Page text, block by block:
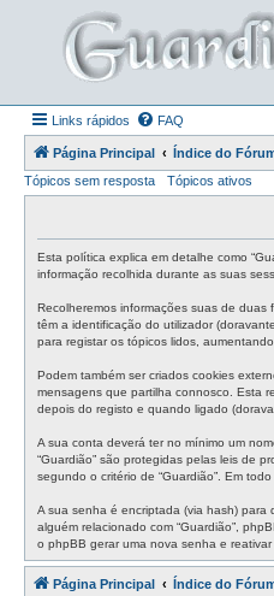
Links rápidos FAQ
Página Principal
Índice do
Tópicos sem resposta
Tópicos ativos
Esta política explica em detalhe como
informação recolhida durante as suas
Recolheremos informações suas de duas
têm a identificação do utilizador
para registar os tópicos lidos,
Podem também ser criados cookies
mensagens que partilha connosco. Esta
depois do registo e quando ligado
A sua conta deverá ter no mínimo um
“Guardião” são protegidas pelas leis de
segundo o critério de “Guardião”. Em
A sua senha é encriptada (via hash) para
alguém relacionado com “Guardião”,
o phpBB gerar uma nova senha e reativar
Página Principal Índice do